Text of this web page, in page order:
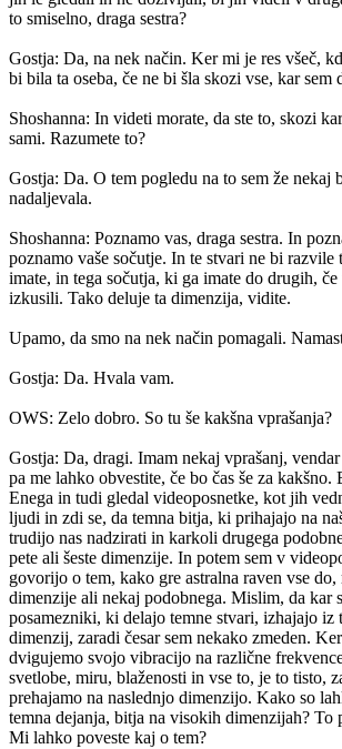
to smiselno, draga sestra?
Gostja: Da, na nek način. Ker mi je res všeč,
bi bila ta oseba, če ne bi šla skozi vse, kar sem
Shoshanna: In videti morate, da ste to, skozi
sami. Razumete to?
Gostja: Da. O tem pogledu na to sem že nekaj
nadaljevala.
Shoshanna: Poznamo vas, draga sestra. In
poznamo vaše sočutje. In te stvari ne bi razvile
imate, in tega sočutja, ki ga imate do drugih, če
izkusili. Tako deluje ta dimenzija, vidite.
Upamo, da smo na nek način pomagali.
Gostja: Da. Hvala vam.
OWS: Zelo dobro. So tu še kakšna vprašanja?
Gostja: Da, dragi. Imam nekaj vprašanj,
pa me lahko obvestite, če bo čas še za kakšno.
Enega in tudi gledal videoposnetke, kot jih
ljudi in zdi se, da temna bitja, ki prihajajo na
trudijo nas nadzirati in karkoli drugega
pete ali šeste dimenzije. In potem sem v
govorijo o tem, kako gre astralna raven vse
dimenzije ali nekaj podobnega. Mislim, da kar
posamezniki, ki delajo temne stvari, izhajajo iz
dimenzij, zaradi česar sem nekako zmeden. Ker
dvigujemo svojo vibracijo na različne
svetlobe, miru, blaženosti in vse to, je to tisto,
prehajamo na naslednjo dimenzijo. Kako so
temna dejanja, bitja na visokih dimenzijah? To
Mi lahko poveste kaj o tem?